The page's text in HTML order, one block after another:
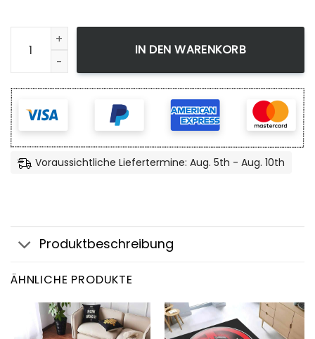
Dragon Ball Z Teppich, Anime Teppich, Wohnzimmer
IN DEN WARENKORB
Voraussichtliche Liefertermine: Aug. 5th - Aug. 10th
Produktbeschreibung
ÄHNLICHE PRODUKTE